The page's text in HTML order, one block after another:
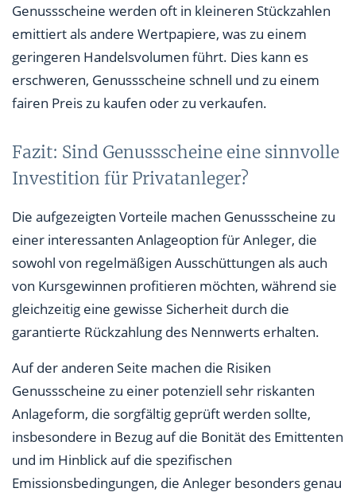
Genussscheine werden oft in kleineren Stückzahlen
emittiert als andere Wertpapiere, was zu einem
geringeren Handelsvolumen führt. Dies kann es
erschweren, Genussscheine schnell und zu einem
fairen Preis zu kaufen oder zu verkaufen.
Fazit: Sind Genussscheine eine sinnvolle
Investition für Privatanleger?
Die aufgezeigten Vorteile machen Genussscheine zu
einer interessanten Anlageoption für Anleger, die
sowohl von regelmäßigen Ausschüttungen als auch
von Kursgewinnen profitieren möchten, während sie
gleichzeitig eine gewisse Sicherheit durch die
garantierte Rückzahlung des Nennwerts erhalten.
Auf der anderen Seite machen die Risiken
Genussscheine zu einer potenziell sehr riskanten
Anlageform, die sorgfältig geprüft werden sollte,
insbesondere in Bezug auf die Bonität des Emittenten
und im Hinblick auf die spezifischen
Emissionsbedingungen, die Anleger besonders genau